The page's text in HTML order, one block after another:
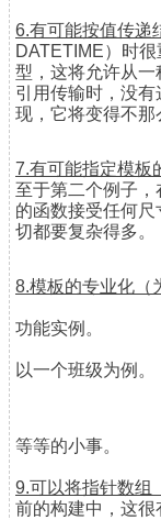
6.有可能按值传递
DATETIME）时
型，这将允许从
引用传输时，没
现，它将变得不那
7.有可能指定模板
至于第二个例子，
的函数接受任何
切都要复杂得多。
8.模板的专业化（
功能实例。
以一个班级为例。
等等的小事。
9.可以将指针数组
前的构建中，这很